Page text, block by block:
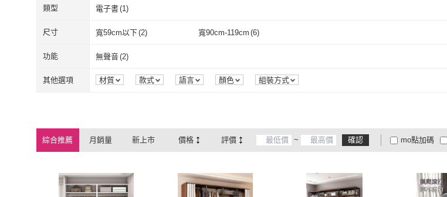
momoBOOK
類型 電子書(1)
電子書 (1)
尺寸 寬59cm以下(2) 寬90cm-119cm (6)
寬59cm以下
功能 無聲音(2)
無聲音
其他選項 材質 款式 語言 顏色 組裝方式
綜合推薦 月銷量 新上市 價格 評價 ~ 確認 mo點加碼
大家電安心配
及以上